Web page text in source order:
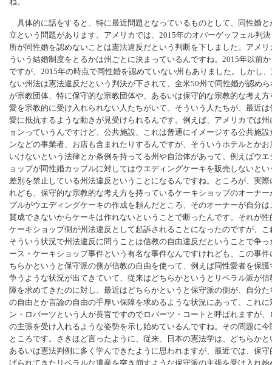
ね。
具体的に話をすると、特に最近問題となっているものとして、同性婚
立という問題があります。アメリカでは、2015年のオバーゲッフェル判
所が同性婚を認めないことは憲法違反だという判断を下しました。アメ
ういう結婚制度をとるかは州ごとに決まっているんですね。2015年以前
ですが、2015年の時点で同性婚を認めていない州もありました。しかし
ない州法は憲法違反だという判決が下されて、全米50州で同性婚が認め
が宗教団体、特に保守的な宗教団体や、あるいは保守的な宗教的な考え
愛を宗教的に受け入れられない人たちがいて、そういう人たちが、最近
愛に抵抗するような動きが見受けられるんです。例えば、アメリカでは
ョンっていうんですけど、公共施設、これは普通にイメージする公共施
ンなどの事業者、お店も含まれたりするんですが、そういうホテルとか
いけないという法律とか条例を持ってる州や自治体があって、例えばウ
ョップが同性婚カップルに対してはウエディングケーキを販売しないと
差別を禁止している州法違反ということになるんですね。ところが、実
れども、保守的な宗教的な考え方を持っているケーキショップのオーナ
プルがウエディングケーキの作成を頼んだところ、そのオーナーが自分
賛成できないからケーキは作れないということで断ったんです。それが
ケーキショップ側が州法違反として起訴されることになったのですが、
そういう状況で州法違反に問うことは信教の自由違反だということで争
ース・ケーキショップ事件という有名な事件なんですけれども、この事
ちらかというと保守派の側が信教の自由を使って、例えば同性愛者を保
争うような状況が出てきていて、従来はどちらかというとリベラル派が
障を求めてきたのに対し、最近はどちらかというと保守派の側が、自分
の自由とか言論の自由の手厚い保障を求めるような状況にあって、これ
ン・ロバーツという人が長官ですのでロバーツ・コートと呼ばれますが
の主張を受け入れるような姿勢を示し始めているんですね。その問題に
ところです。さきほど言ったように、従来、日本の憲法学は、どちらか
あるいは憲法判例に多く学んできたように思われますが、最近では、保
げられてきたリベラルな遺産を突き崩すような保守派の主張を受け入れ